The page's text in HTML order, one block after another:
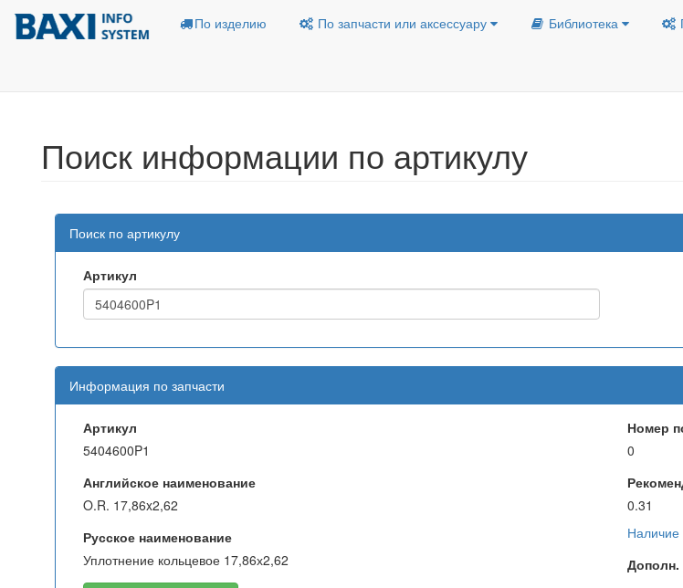
По изделию По запчасти или аксессуару Библиотека
Поиск информации по артикулу
Поиск по артикулу
Артикул
Информация по запчасти
Артикул
5404600P1
Английское наименование
O.R. 17,86x2,62
Русское наименование
Уплотнение кольцевое 17,86х2,62
Номер
0
0.31
Наличие